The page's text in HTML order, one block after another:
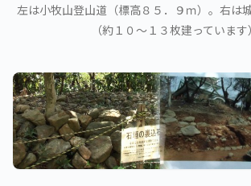
左は小牧山登山道（標高８５．９ｍ）。右は
（約１０～１３枚建っています